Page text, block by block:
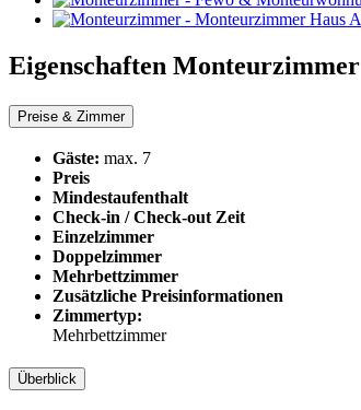
Eigenschaften Monteurzimmer
Preise & Zimmer
Gäste: max. 7
Preis
Mindestaufenthalt
Check-in / Check-out Zeit
Einzelzimmer
Doppelzimmer
Mehrbettzimmer
Zusätzliche Preisinformationen
Zimmertyp:
Mehrbettzimmer
Überblick